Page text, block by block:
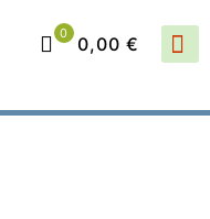
0 0,00 €